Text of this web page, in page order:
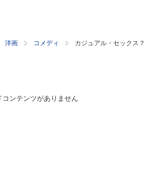
洋画 コメディ カジュアル・セックス？
ンテンツがありません